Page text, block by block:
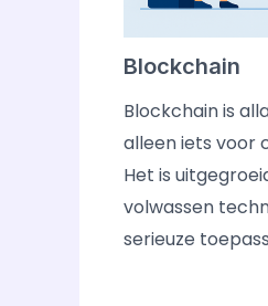
Blockchain
Blockchain is
alleen iets voor
Het is
volwassen
serieuze